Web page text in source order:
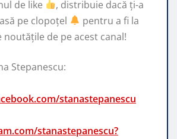
de like
, distribuie dacă ți-a
pe clopoțel
pentru a fi la
de pe acest canal!
Stepanescu:
stanastepanescu
stanastepanescu?